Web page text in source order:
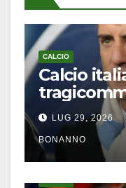
CALCIO
Calcio
LUG 29, 2026
BONANNO